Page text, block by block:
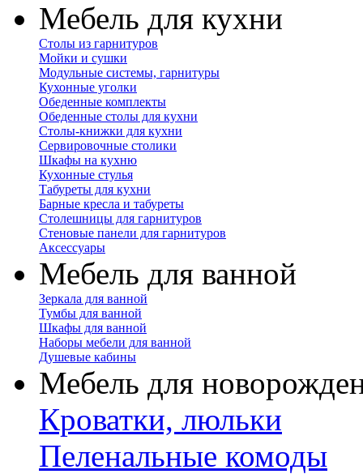
Мебель для кухни
Столы из гарнитуров
Мойки и сушки
Модульные системы, гарнитуры
Кухонные уголки
Обеденные комплекты
Обеденные столы для кухни
Столы-книжки для кухни
Сервировочные столики
Шкафы на кухню
Кухонные стулья
Табуреты для кухни
Барные кресла и табуреты
Столешницы для гарнитуров
Стеновые панели для гарнитуров
Аксессуары
Мебель для ванной
Зеркала для ванной
Тумбы для ванной
Шкафы для ванной
Наборы мебели для ванной
Душевые кабины
Мебель для
Кроватки, люльки
Пеленальные комоды